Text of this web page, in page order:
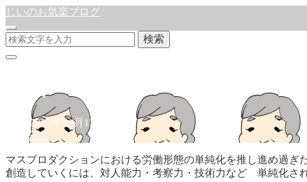
じいのお気楽ブログ
検索
公開:2023年10月12日
徒然日記
マスプロダクションにおける労働形態の単純化を推し進め過
創造していくには、対人能力・考察力・技術力など 単純化さ